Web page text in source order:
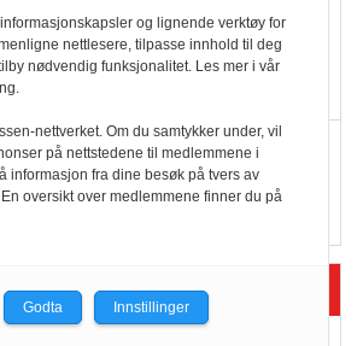
KBS-bransjen i
endring: Stadig større
serveringstilbud
Vokser med ferdigmat
i dagligvare
- Butikk i praksis
og lignende verktøy for
nettlesere, tilpasse innhold til deg
nødvendig funksjonalitet. Les mer i vår
nettverket. Om du samtykker under, vil
på nettstedene til medlemmene i
informasjon fra dine besøk på tvers av
oversikt over medlemmene finner du på
Godta Innstillinger